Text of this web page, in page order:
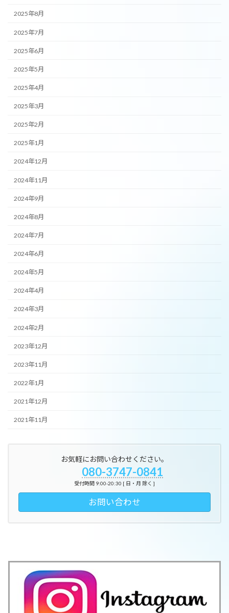
2025年8月
2025年7月
2025年6月
2025年5月
2025年4月
2025年3月
2025年2月
2025年1月
2024年12月
2024年11月
2024年9月
2024年8月
2024年7月
2024年6月
2024年5月
2024年4月
2024年3月
2024年2月
2023年12月
2023年11月
2022年1月
2021年12月
2021年11月
お気軽にお問い合わせください。
080-3747-0841
受付時間 9:00-20:30 [ 日・月 除く ]
お問い合わせ